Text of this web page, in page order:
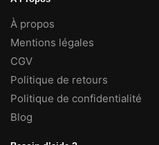
À propos
Mentions légales
CGV
Politique de retours
Politique de confidentialité
Blog